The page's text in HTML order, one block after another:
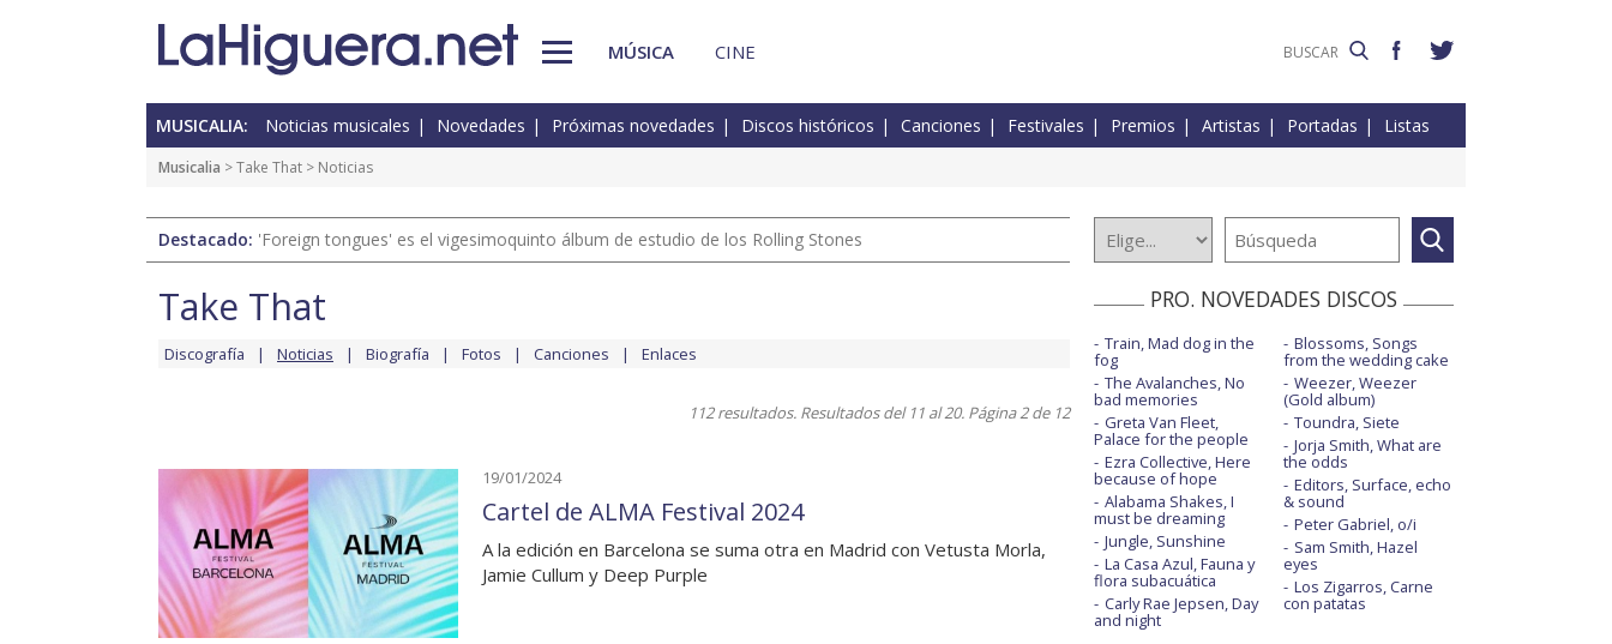
MÚSICA CINE
MUSICALIA: Noticias musicales Novedades Próximas novedades Discos históricos Canciones Festivales Premios Artistas Portadas Listas
Musicalia >Take That > Noticias
Destacado: 'Foreign tongues' es el vigesimoquinto álbum de estudio de los Rolling Stones
Take That
Discografía Noticias Biografía Fotos Canciones Enlaces
112 resultados. Resultados del 11 al 20. Página 2 de 12
19/01/2024
Cartel de ALMA Festival 2024
A la edición en Barcelona se suma otra en Madrid con Vetusta Morla,
Jamie Cullum y Deep Purple
PRO. NOVEDADES DISCOS
Train, Mad dog in the
fog
The Avalanches, No
bad memories
Greta Van Fleet,
Palace for the people
Ezra Collective, Here
because of hope
Alabama Shakes, I
must be dreaming
Jungle, Sunshine
La Casa Azul, Fauna y
flora subacuática
Carly Rae Jepsen, Day
and night
Blossoms, Songs
from the wedding cake
Weezer, Weezer
(Gold album)
Toundra, Siete
Jorja Smith, What are
the odds
Editors, Surface, echo
& sound
Peter Gabriel, o/i
Sam Smith, Hazel
eyes
Los Zigarros, Carne
con patatas